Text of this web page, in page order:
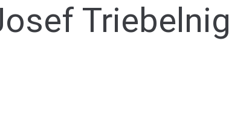
Triebelnig